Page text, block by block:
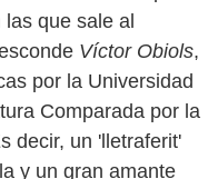
que sale al
Víctor Obiols,
por la Universidad
Comparada por la
decir, un 'lletraferit'
y un gran amante